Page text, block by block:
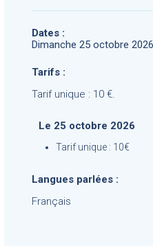
Dates :
Dimanche 25 octobre
Tarifs :
Tarif unique : 10 €.
Le 25 octobre 2026
Tarif unique : 10€
Langues parlées :
Français